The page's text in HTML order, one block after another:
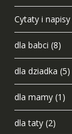
Cytaty i napisy
dla babci (8)
dla dziadka (5)
dla mamy (1)
dla taty (2)